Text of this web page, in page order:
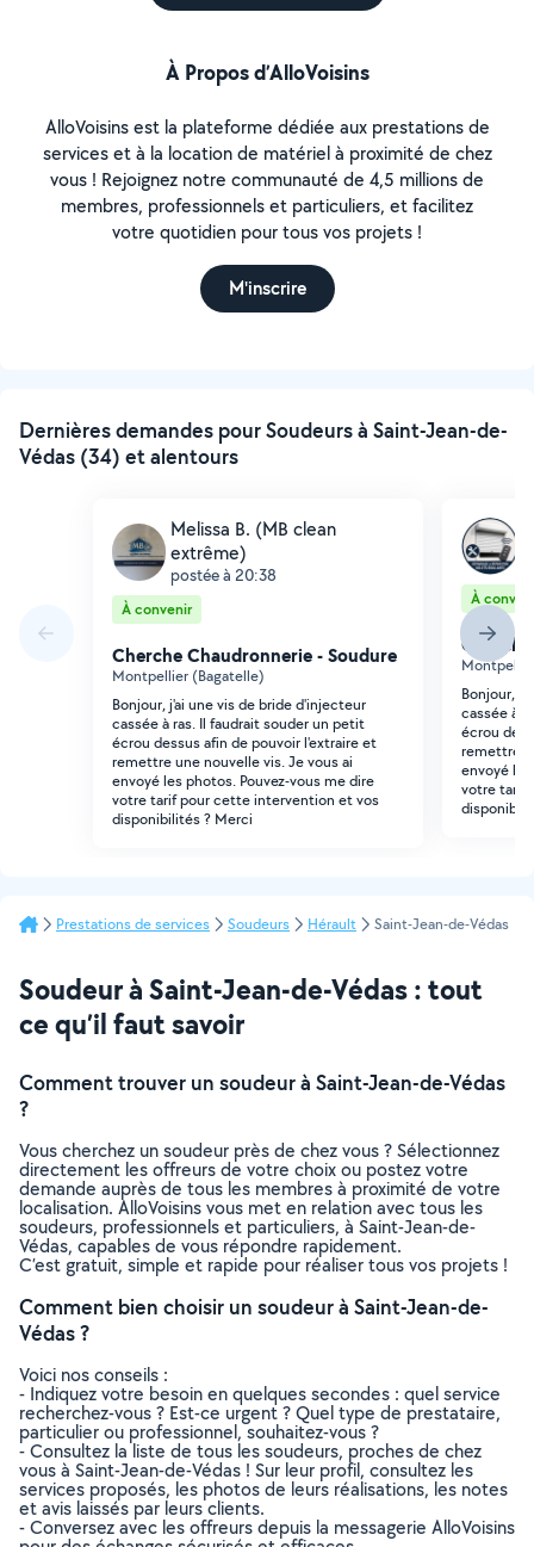
À Propos d’AlloVoisins
AlloVoisins est la plateforme dédiée aux prestations de
services et à la location de matériel à proximité de chez
vous ! Rejoignez notre communauté de 4,5 millions de
membres, professionnels et particuliers, et facilitez
votre quotidien pour tous vos projets !
M'inscrire
Dernières demandes pour Soudeurs à Saint-Jean-de-
Védas (34) et alentours
Melissa B. (MB clean
extrême)
postée à 20:38
À convenir
Cherche Chaudronnerie - Soudure
Montpellier (Bagatelle)
Bonjour, j'ai une vis de bride d'injecteur
cassée à ras. Il faudrait souder un petit
écrou dessus afin de pouvoir l'extraire et
remettre une nouvelle vis. Je vous ai
envoyé les photos. Pouvez-vous me dire
votre tarif pour cette intervention et vos
disponibilités ? Merci
À
Bonjour,
cassée à
écrou
remettre
envoyé
votre tarif
Prestations de services Soudeurs Hérault Saint-Jean-de-Védas
Soudeur à Saint-Jean-de-Védas : tout
ce qu’il faut savoir
Comment trouver un soudeur à Saint-Jean-de-Védas
?
Vous cherchez un soudeur près de chez vous ? Sélectionnez
directement les offreurs de votre choix ou postez votre
demande auprès de tous les membres à proximité de votre
localisation. AlloVoisins vous met en relation avec tous les
soudeurs, professionnels et particuliers, à Saint-Jean-de-
Védas, capables de vous répondre rapidement.
C’est gratuit, simple et rapide pour réaliser tous vos projets !
Comment bien choisir un soudeur à Saint-Jean-de-
Védas ?
Voici nos conseils :
- Indiquez votre besoin en quelques secondes : quel service
recherchez-vous ? Est-ce urgent ? Quel type de prestataire,
particulier ou professionnel, souhaitez-vous ?
- Consultez la liste de tous les soudeurs, proches de chez
vous à Saint-Jean-de-Védas ! Sur leur profil, consultez les
services proposés, les photos de leurs réalisations, les notes
et avis laissés par leurs clients.
- Conversez avec les offreurs depuis la messagerie AlloVoisins